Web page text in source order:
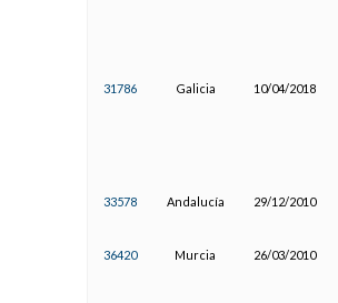
31786 Galicia 10/04/2018
33578 Andalucía 29/12/2010
36420 Murcia 26/03/2010